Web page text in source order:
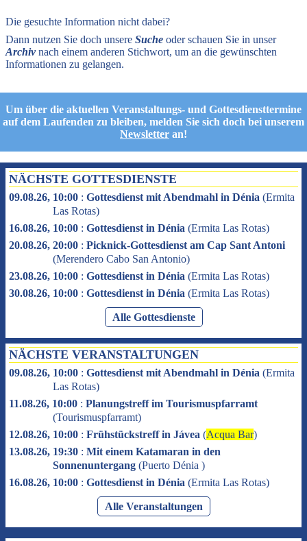
Die gesuchte Information nicht dabei?
Dann nutzen Sie doch unsere Suche oder schauen Sie in unser
Archivnach einem anderen Stichwort, um an die gewünschten
Informationen zu gelangen.
Um über die aktuellen Veranstaltungs- und Gottesdiensttermine
auf dem Laufenden zu bleiben, melden Sie sich doch bei unserem
Newsletter an!
NÄCHSTE GOTTESDIENSTE
09.08.26, 10:00 : Gottesdienst mit Abendmahl in Dénia (Ermita
Las Rotas)
16.08.26, 10:00 : Gottesdienst in Dénia (Ermita Las Rotas)
20.08.26, 20:00 : Picknick-Gottesdienst am Cap Sant Antoni
(Merendero Cabo San Antonio)
23.08.26, 10:00 : Gottesdienst in Dénia (Ermita Las Rotas)
30.08.26, 10:00 : Gottesdienst in Dénia (Ermita Las Rotas)
Alle Gottesdienste
NÄCHSTE VERANSTALTUNGEN
09.08.26, 10:00 : Gottesdienst mit Abendmahl in Dénia (Ermita
Las Rotas)
11.08.26, 10:00 : Planungstreff im Tourismuspfarramt
(Tourismuspfarramt)
12.08.26, 10:00 : Frühstückstreff in Jávea (Acqua Bar)
13.08.26, 19:30 : Mit einem Katamaran in den
Sonnenuntergang (Puerto Dénia )
16.08.26, 10:00 : Gottesdienst in Dénia (Ermita Las Rotas)
Alle Veranstaltungen